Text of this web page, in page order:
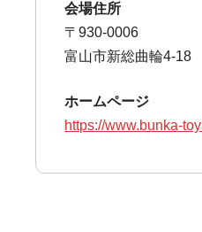
会場住所
〒930-0006
富山市新総曲輪4-18
ホームページ
https://www.bunka-